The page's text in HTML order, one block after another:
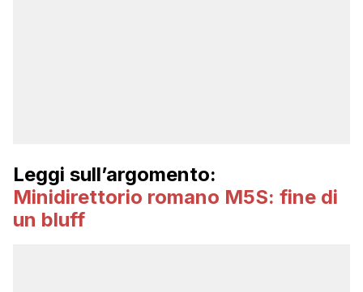
Leggi sull’argomento:
Minidirettorio romano M5S: fine di
un bluff